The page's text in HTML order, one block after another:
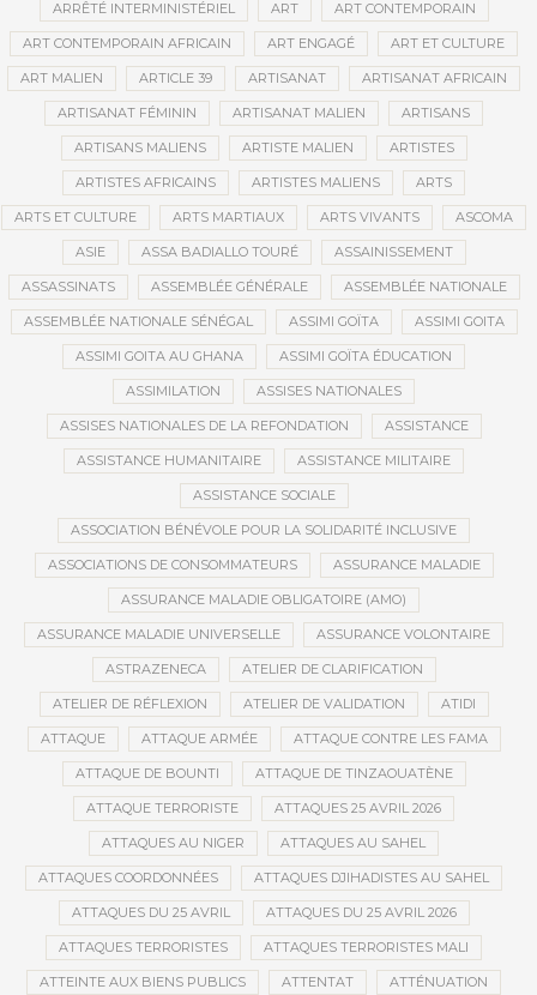
ARRÊTÉ INTERMINISTÉRIEL ART ART CONTEMPORAIN
ART CONTEMPORAIN AFRICAIN ART ENGAGÉ ART ET CULTURE
ART MALIEN ARTICLE 39 ARTISANAT ARTISANAT AFRICAIN
ARTISANAT FÉMININ ARTISANAT MALIEN ARTISANS
ARTISANS MALIENS ARTISTE MALIEN ARTISTES
ARTISTES AFRICAINS ARTISTES MALIENS ARTS
ARTS ET CULTURE ARTS MARTIAUX ARTS VIVANTS ASCOMA
ASIE ASSA BADIALLO TOURÉ ASSAINISSEMENT
ASSASSINATS ASSEMBLÉE GÉNÉRALE ASSEMBLÉE NATIONALE
ASSEMBLÉE NATIONALE SÉNÉGAL ASSIMI GOÏTA ASSIMI GOITA
ASSIMI GOITA AU GHANA ASSIMI GOÏTA ÉDUCATION
ASSIMILATION ASSISES NATIONALES
ASSISES NATIONALES DE LA REFONDATION ASSISTANCE
ASSISTANCE HUMANITAIRE ASSISTANCE MILITAIRE
ASSISTANCE SOCIALE
ASSOCIATION BÉNÉVOLE POUR LA SOLIDARITÉ INCLUSIVE
ASSOCIATIONS DE CONSOMMATEURS ASSURANCE MALADIE
ASSURANCE MALADIE OBLIGATOIRE (AMO)
ASSURANCE MALADIE UNIVERSELLE ASSURANCE VOLONTAIRE
ASTRAZENECA ATELIER DE CLARIFICATION
ATELIER DE RÉFLEXION ATELIER DE VALIDATION ATIDI
ATTAQUE ATTAQUE ARMÉE ATTAQUE CONTRE LES FAMA
ATTAQUE DE BOUNTI ATTAQUE DE TINZAOUATÈNE
ATTAQUE TERRORISTE ATTAQUES 25 AVRIL 2026
ATTAQUES AU NIGER ATTAQUES AU SAHEL
ATTAQUES COORDONNÉES ATTAQUES DJIHADISTES AU SAHEL
ATTAQUES DU 25 AVRIL ATTAQUES DU 25 AVRIL 2026
ATTAQUES TERRORISTES ATTAQUES TERRORISTES MALI
ATTEINTE AUX BIENS PUBLICS ATTENTAT ATTÉNUATION